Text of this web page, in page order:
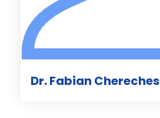
Dr. Fabian Chereches